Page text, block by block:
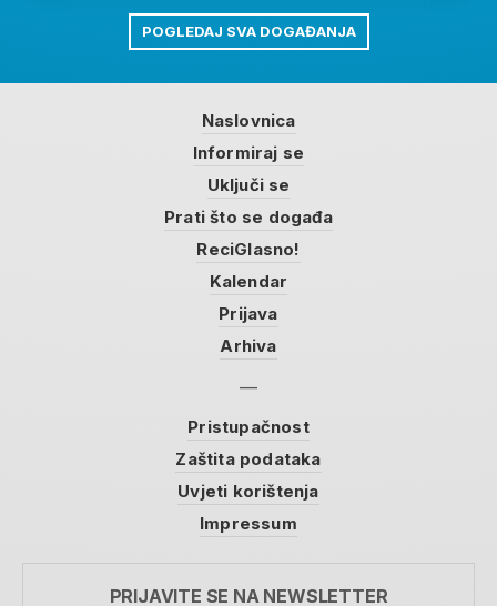
POGLEDAJ SVA DOGAĐANJA
Naslovnica
Informiraj se
Uključi se
Prati što se događa
ReciGlasno!
Kalendar
Prijava
Arhiva
Pristupačnost
Zaštita podataka
Uvjeti korištenja
Impressum
PRIJAVITE SE NA NEWSLETTER